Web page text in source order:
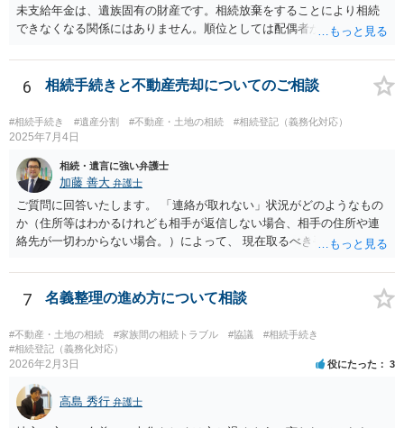
明郵便などの方法で手紙を送る。 電話やメールで連絡が取れないとき
は、公的な通知手段として内容証明郵便を使い、「遺産分割協議をし
います。 ３．それでも連絡がつかない／返信がない場合 義母が行方不
明状態で、所在が確認できない場合：「不在者財産管理人の選任」を
家庭裁判所に申し立てて、管理人を通じて手続を進める方法が検討さ
れます。 また、住所は分かるが、意図的に連絡を無視されている／協
議に応じない場合は、家庭裁判所に「遺産分割調停」を申し立てて、
方法で進めるべきか、という点に関して公開の場でアドバイスするの
にも限界があるかと思いますので、具体的な資料等をご持参の上、弁
護士の相談されることをお勧めします。
未支給年金は、遺族固有の財産です。相続放棄をすることにより相続
できなくなる関係にはありません。順位としては配偶者が第一順位で
6 相続手続きと不動産売却についてのご相談
#相続手続き #遺産分割 #不動産・土地の相続 #相続登記（義務化対応）
2025年7月4日
相続・遺言に強い弁護士
加藤 善大 弁護士
ご質問に回答いたします。 「連絡が取れない」状況がどのようなもの
か（住所等はわかるけれども相手が返信しない場合、相手の住所や連
絡先が一切わからない場合。）によって、 現在取るべき手段は異なり
す。 その場合、例えば、弁護士によっては、本来であればご依頼時に
お支払いになる必要がある着手金の支払時期を、ご質問者様が遺産を
ば、ご依頼になるかは別にして、お近くの弁護士に直接相談されて、
費用の支払を含めた今後の対応についてアドバイスを求めることをお
すすめいたします。 ご参考にしていただけますと幸いです。
7 名義整理の進め方について相談
#不動産・土地の相続 #家族間の相続トラブル #協議
#相続手続き
#相続登記（義務化対応）
2026年2月3日 役にたった 3
高島 秀行 弁護士